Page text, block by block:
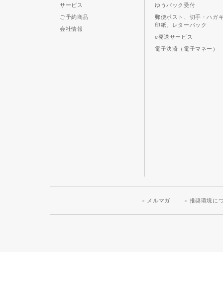
サービス
ご予約商品
会社情報
ゆうパック受付
郵便ポスト、切手・ハガ
印紙、レターパック
e発送サービス
電子決済（電子マネー）
メルマガ 推奨環境に